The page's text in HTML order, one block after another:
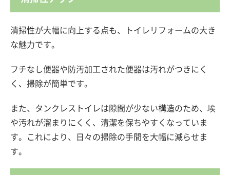
清掃性が大幅に向上する点も、トイレリフォームの大き
な魅力です。
フチなし便器や防汚加工された便器は汚れがつきにく
く、掃除が簡単です。
また、タンクレストイレは隙間が少ない構造のため、埃
や汚れが溜まりにくく、清潔を保ちやすくなっていま
す。これにより、日々の掃除の手間を大幅に減らせま
す。